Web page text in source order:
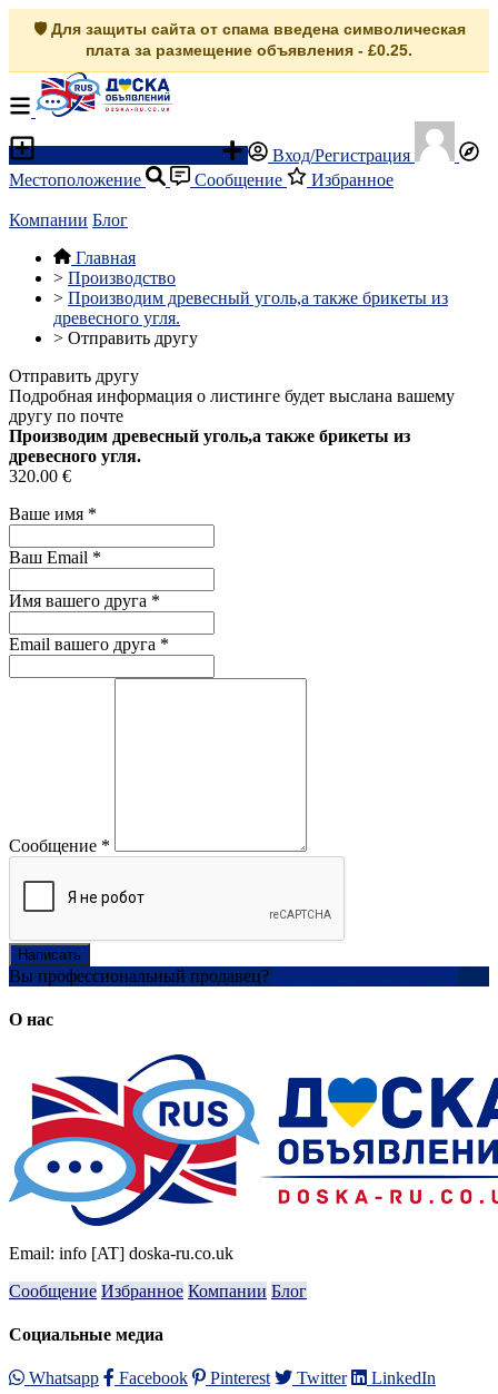
🛡️ Для защиты сайта от спама введена символическая
плата за размещение объявления - £0.25.
Вход/Регистрация
Местоположение
Сообщение Избранное
Компании Блог
Главная
> Производство
> Производим древесный уголь,а также брикеты из
древесного угля.
> Отправить другу
Отправить другу
Подробная информация о листинге будет выслана вашему
другу по почте
Производим древесный уголь,а также брикеты из
древесного угля.
320.00 €
Ваше имя *
Ваш Email *
Имя вашего друга *
Email вашего друга *
Сообщение *
Написать
Вы профессиональный продавец?
О нас
Email: info [AT] doska-ru.co.uk
Сообщение Избранное Компании Блог
Социальные медиа
Whatsapp Facebook Pinterest Twitter LinkedIn